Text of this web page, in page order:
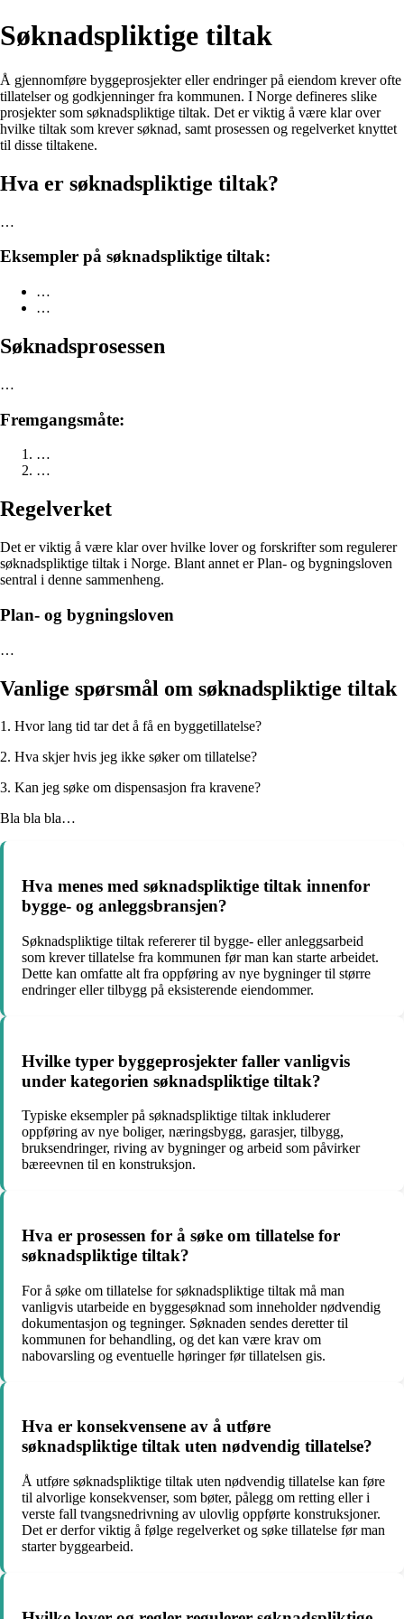
Søknadspliktige tiltak
Å gjennomføre byggeprosjekter eller endringer på eiendom krever ofte
tillatelser og godkjenninger fra kommunen. I Norge defineres slike
prosjekter som søknadspliktige tiltak. Det er viktig å være klar over
hvilke tiltak som krever søknad, samt prosessen og regelverket knyttet
til disse tiltakene.
Hva er søknadspliktige tiltak?
…
Eksempler på søknadspliktige tiltak:
…
…
Søknadsprosessen
…
Fremgangsmåte:
…
…
Regelverket
Det er viktig å være klar over hvilke lover og forskrifter som regulerer
søknadspliktige tiltak i Norge. Blant annet er Plan- og bygningsloven
sentral i denne sammenheng.
Plan- og bygningsloven
…
Vanlige spørsmål om søknadspliktige tiltak
1. Hvor lang tid tar det å få en byggetillatelse?
2. Hva skjer hvis jeg ikke søker om tillatelse?
3. Kan jeg søke om dispensasjon fra kravene?
Bla bla bla…
Hva menes med søknadspliktige tiltak innenfor
bygge- og anleggsbransjen?
Søknadspliktige tiltak refererer til bygge- eller anleggsarbeid
som krever tillatelse fra kommunen før man kan starte arbeidet.
Dette kan omfatte alt fra oppføring av nye bygninger til større
endringer eller tilbygg på eksisterende eiendommer.
Hvilke typer byggeprosjekter faller vanligvis
under kategorien søknadspliktige tiltak?
Typiske eksempler på søknadspliktige tiltak inkluderer
oppføring av nye boliger, næringsbygg, garasjer, tilbygg,
bruksendringer, riving av bygninger og arbeid som påvirker
bæreevnen til en konstruksjon.
Hva er prosessen for å søke om tillatelse for
søknadspliktige tiltak?
For å søke om tillatelse for søknadspliktige tiltak må man
vanligvis utarbeide en byggesøknad som inneholder nødvendig
dokumentasjon og tegninger. Søknaden sendes deretter til
kommunen for behandling, og det kan være krav om
nabovarsling og eventuelle høringer før tillatelsen gis.
Hva er konsekvensene av å utføre
søknadspliktige tiltak uten nødvendig tillatelse?
Å utføre søknadspliktige tiltak uten nødvendig tillatelse kan føre
til alvorlige konsekvenser, som bøter, pålegg om retting eller i
verste fall tvangsnedrivning av ulovlig oppførte konstruksjoner.
Det er derfor viktig å følge regelverket og søke tillatelse før man
starter byggearbeid.